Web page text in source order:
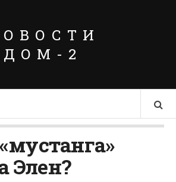
ДОМ-2
Элен?